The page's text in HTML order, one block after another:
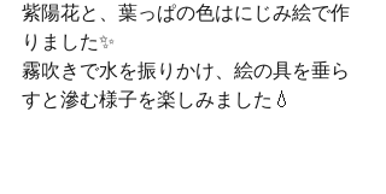
紫陽花と、葉っぱの色はにじみ絵で作
りました✨
霧吹きで水を振りかけ、絵の具を垂ら
すと滲む様子を楽しみました💧